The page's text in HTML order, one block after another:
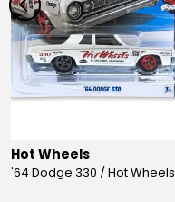
Hot Wheels
'64 Dodge 330 / Hot Wheels